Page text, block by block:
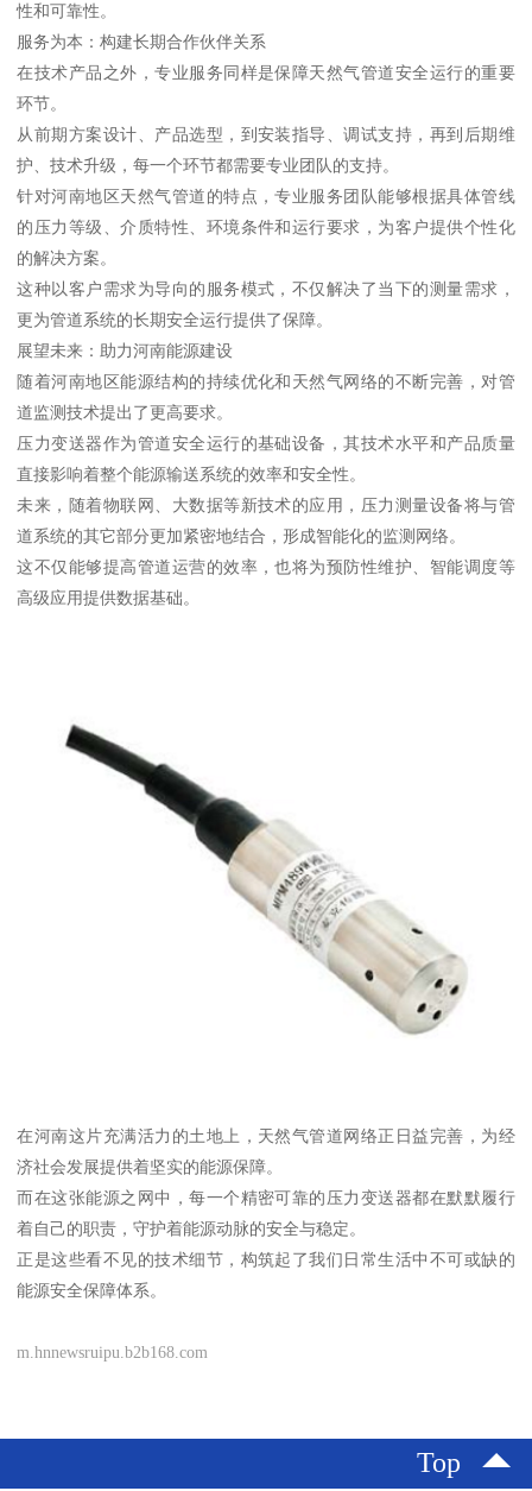
性和可靠性。
服务为本：构建长期合作伙伴关系
在技术产品之外，专业服务同样是保障天然气管道安全运行的重要
环节。
从前期方案设计、产品选型，到安装指导、调试支持，再到后期维
护、技术升级，每一个环节都需要专业团队的支持。
针对河南地区天然气管道的特点，专业服务团队能够根据具体管线
的压力等级、介质特性、环境条件和运行要求，为客户提供个性化
的解决方案。
这种以客户需求为导向的服务模式，不仅解决了当下的测量需求，
更为管道系统的长期安全运行提供了保障。
展望未来：助力河南能源建设
随着河南地区能源结构的持续优化和天然气网络的不断完善，对管
道监测技术提出了更高要求。
压力变送器作为管道安全运行的基础设备，其技术水平和产品质量
直接影响着整个能源输送系统的效率和安全性。
未来，随着物联网、大数据等新技术的应用，压力测量设备将与管
道系统的其它部分更加紧密地结合，形成智能化的监测网络。
这不仅能够提高管道运营的效率，也将为预防性维护、智能调度等
高级应用提供数据基础。
在河南这片充满活力的土地上，天然气管道网络正日益完善，为经
济社会发展提供着坚实的能源保障。
而在这张能源之网中，每一个精密可靠的压力变送器都在默默履行
着自己的职责，守护着能源动脉的安全与稳定。
正是这些看不见的技术细节，构筑起了我们日常生活中不可或缺的
能源安全保障体系。
m.hnnewsruipu.b2b168.com
Top